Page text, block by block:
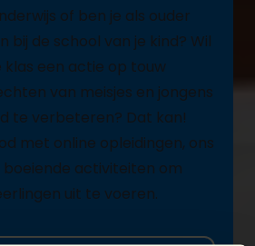
of ben je als ouder
de school van je kind? Wil
klas een actie op touw
van meisjes en jongens
te verbeteren? Dat kan!
met online opleidingen, ons
activiteiten om
uit te voeren.